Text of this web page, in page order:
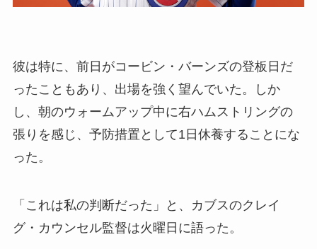
彼は特に、前日がコービン・バーンズの登板日だ
ったこともあり、出場を強く望んでいた。しか
し、朝のウォームアップ中に右ハムストリングの
張りを感じ、予防措置として1日休養することにな
った。
「これは私の判断だった」と、カブスのクレイ
グ・カウンセル監督は火曜日に語った。